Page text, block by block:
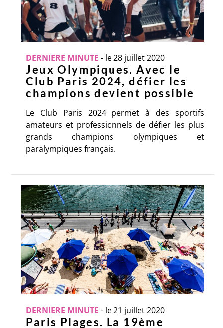
DERNIERE MINUTE - le 28 juillet 2020
Jeux Olympiques. Avec le
Club Paris 2024, défier les
champions devient possible
Le Club Paris 2024 permet à des sportifs
amateurs et professionnels de défier les plus
grands champions olympiques et
paralympiques français.
DERNIERE MINUTE - le 21 juillet 2020
Paris Plages. La 19ème